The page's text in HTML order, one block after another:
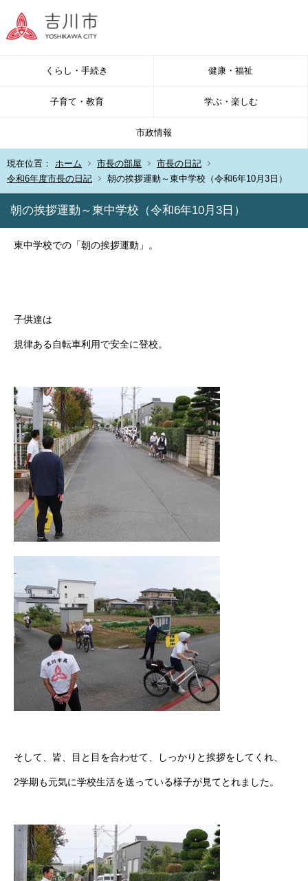
くらし・手続き 健康・福祉
子育て・教育 学ぶ・楽しむ
市政情報
現在位置： ホーム 市長の部屋
市長の日記
令和6年度市長の日記
朝の挨拶運動～東中学校（令和6年10月3日）
朝の挨拶運動～東中学校（令和6年10月3日）
東中学校での「朝の挨拶運動」。
子供達は
規律ある自転車利用で安全に登校。
そして、皆、目と目を合わせて、しっかりと挨拶をしてくれ、
2学期も元気に学校生活を送っている様子が見てとれました。